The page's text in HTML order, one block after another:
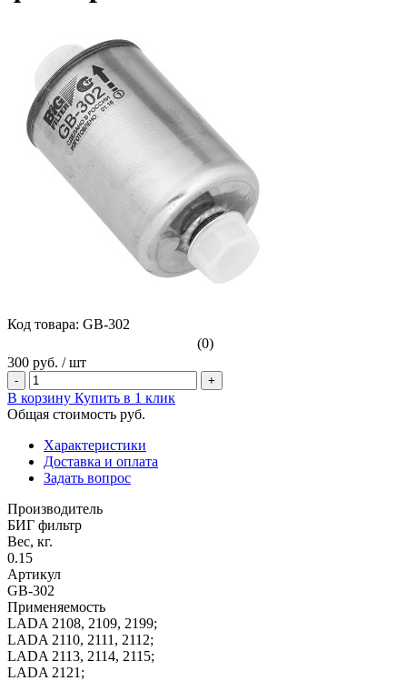
Код товара: GB-302
(0)
300 руб. / шт
- +
В корзину Купить в 1 клик
Общая стоимость руб.
Характеристики
Доставка и оплата
Задать вопрос
Производитель
БИГ фильтр
Вес, кг.
0.15
Артикул
GB-302
Применяемость
LADA 2108, 2109, 2199;
LADA 2110, 2111, 2112;
LADA 2113, 2114, 2115;
LADA 2121;